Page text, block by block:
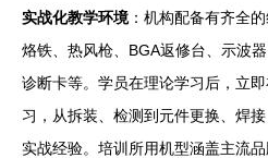
实战化教学环境：机构配备有齐全
烙铁、热风枪、BGA返修台、示波
诊断卡等。学员在理论学习后，立
习，从拆装、检测到元件更换、焊
实战经验。培训所用机型涵盖主流品